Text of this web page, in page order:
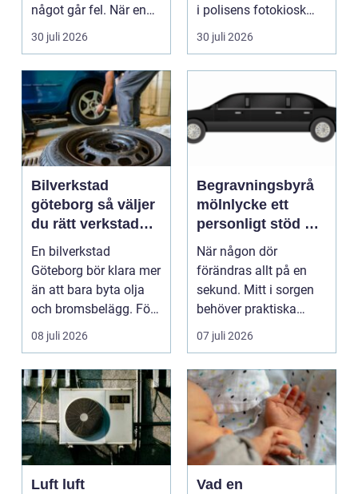
något går fel. När en
pump stannar hand...
30 juli 2026
i polisens fotokiosk
eller hos fotografen...
30 juli 2026
Bilverkstad
göteborg så väljer
du rätt verkstad
för din bil
En bilverkstad
Göteborg bör klara mer
än att bara byta olja
och bromsbelägg. För
många bilägare i oc...
08 juli 2026
Begravningsbyrå
mölnlycke ett
personligt stöd när
någon gått bort
När någon dör
förändras allt på en
sekund. Mitt i sorgen
behöver praktiska
frågor få svar: var ska
b...
07 juli 2026
Luft luft
Vad en